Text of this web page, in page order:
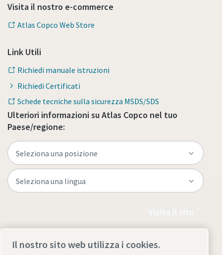
Visita il nostro e-commerce
Atlas Copco Web Store
Link Utili
Richiedi manuale istruzioni
Richiedi Certificati
Schede tecniche sulla sicurezza MSDS/SDS
Ulteriori informazioni su Atlas Copco nel tuo
Paese/regione:
Il nostro sito web utilizza i cookies.